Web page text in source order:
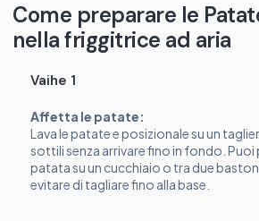
Come preparare le
nella friggitrice ad aria
Vaihe 1
Affetta le patate:
Lava le patate e posizionale su un
sottili senza arrivare fino in fondo. Puoi
patata su un cucchiaio o tra due
evitare di tagliare fino alla base.